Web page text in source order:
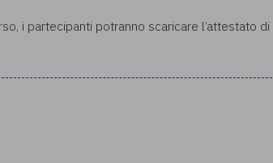
i partecipanti potranno scaricare l’attestato di